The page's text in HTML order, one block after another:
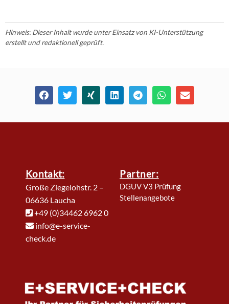
Hinweis: Dieser Inhalt wurde unter Einsatz von KI-Unterstützung
erstellt und redaktionell geprüft.
Kontakt:
Große Ziegelohstr. 2 –
06636 Laucha
+49 (0)34462 6962 0
info@e-service-
check.de
Partner:
DGUV V3 Prüfung
Stellenangebote